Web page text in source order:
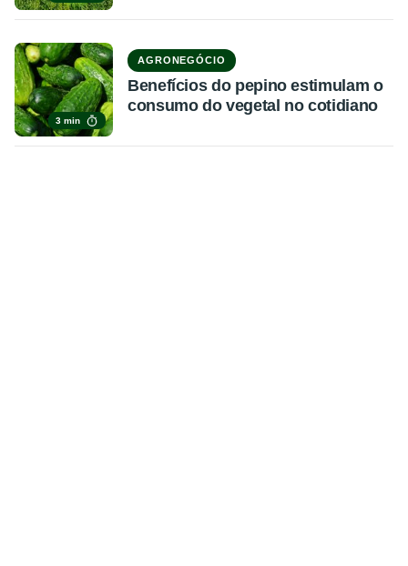
3 min
AGRONEGÓCIO
Benefícios do pepino estimulam o
consumo do vegetal no cotidiano